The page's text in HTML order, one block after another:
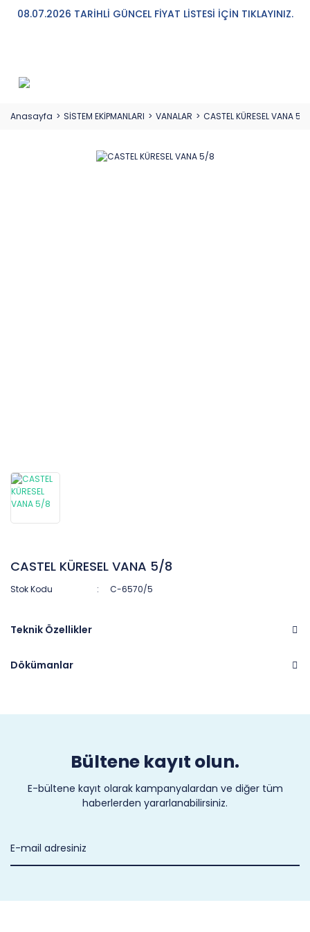
08.07.2026 TARİHLİ GÜNCEL FİYAT LİSTESİ İÇİN TIKLAYINIZ.
Anasayfa SİSTEM EKİPMANLARI VANALAR CASTEL KÜRESEL VANA 5/8
CASTEL KÜRESEL VANA 5/8
Stok Kodu C-6570/5
Teknik Özellikler
Dökümanlar
Bültene kayıt olun.
E-bültene kayıt olarak kampanyalardan ve diğer tüm
haberlerden yararlanabilirsiniz.